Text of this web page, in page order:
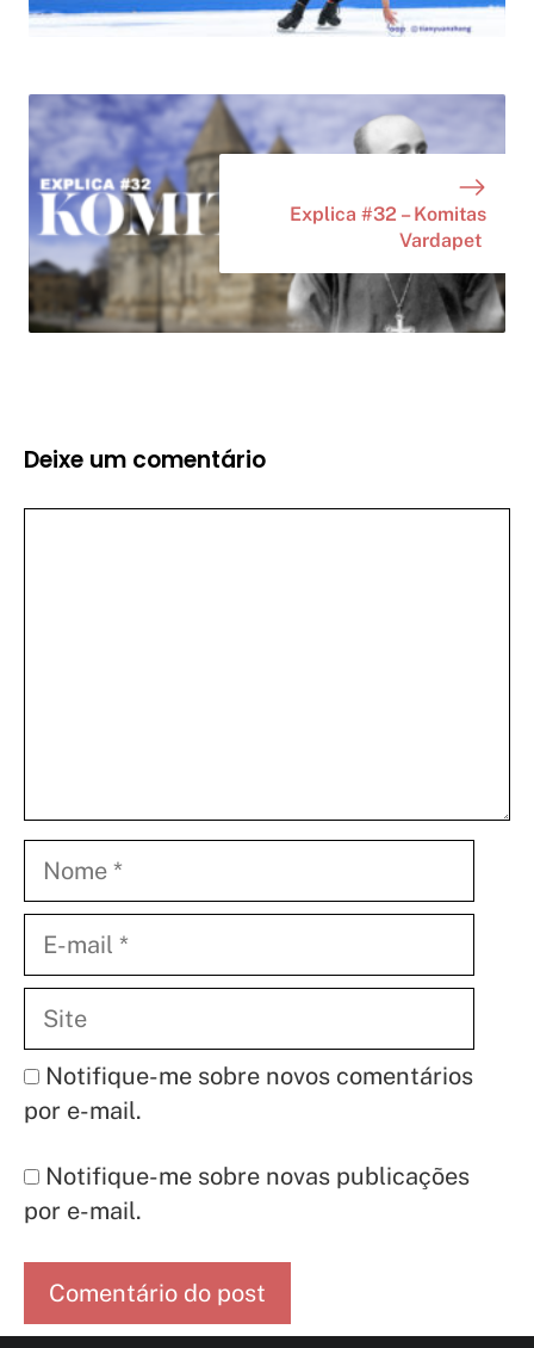
Explica #32 – Komitas
Vardapet
Deixe um comentário
mail
Notifique-me sobre novos comentários
por e-mail.
Notifique-me sobre novas publicações
por e-mail.